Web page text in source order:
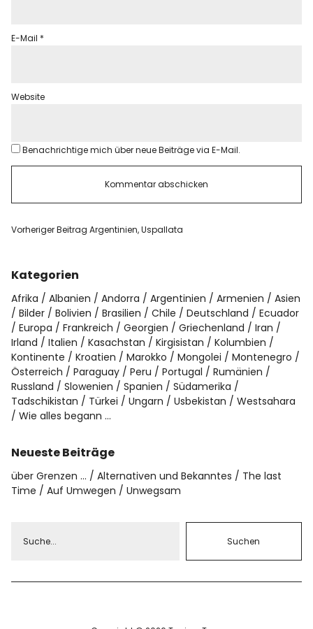
E-Mail *
Website
Benachrichtige mich über neue Beiträge via E-Mail.
Vorheriger Beitrag Argentinien, Uspallata
Kategorien
Afrika Albanien Andorra Argentinien Armenien
Asien
Bilder
Bolivien Brasilien Chile Deutschland
Ecuador
Europa
Frankreich Georgien Griechenland
Iran
Irland
Italien Kasachstan Kirgisistan
Kolumbien
Kontinente
Kroatien Marokko Mongolei
Montenegro
Österreich
Paraguay Peru Portugal
Rumänien
Russland
Slowenien Spanien
Südamerika
Tadschikistan
Türkei Ungarn Usbekistan
Westsahara
Wie alles begann …
Neueste Beiträge
über Grenzen … Alternativen und Bekanntes
The last
Time
Auf Umwegen Unwegsam